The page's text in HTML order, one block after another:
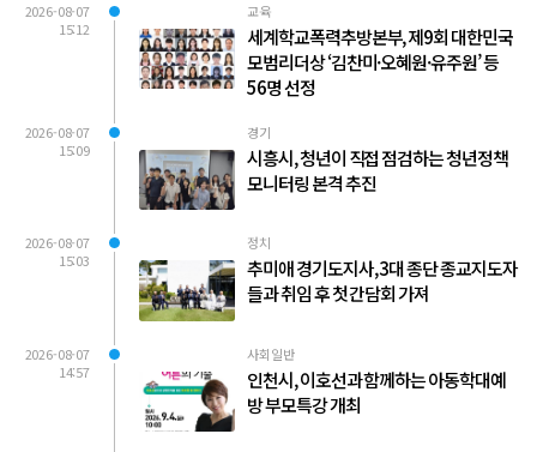
2026-08-07
15:12
교육
세계학교폭력추방본부, 제9회 대한민국
모범리더상 ‘김찬미·오혜원·유주원’ 등
56명 선정
2026-08-07
15:09
경기
시흥시, 청년이 직접 점검하는 청년정책
모니터링 본격 추진
2026-08-07
15:03
정치
추미애 경기도지사, 3대 종단 종교지도자
들과 취임 후 첫 간담회 가져
2026-08-07
14:57
사회일반
인천시, 이호선과 함께하는 아동학대예
방 부모특강 개최